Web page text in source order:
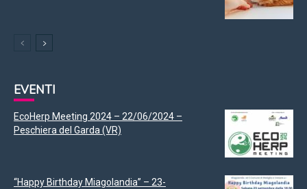
EVENTI
EcoHerp Meeting 2024 – 22/06/2024 –
Peschiera del Garda (VR)
“Happy Birthday Miagolandia” – 23-